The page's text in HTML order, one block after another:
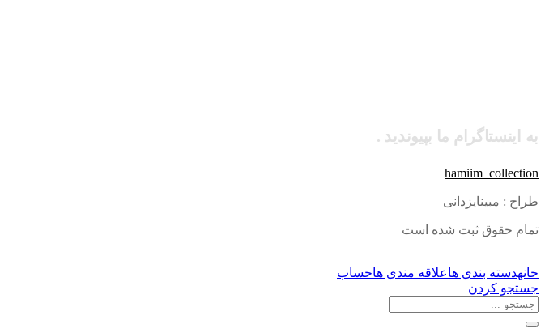
به اینستاگرام ما بپیوندید .
hamiim_collection
طراح : مبینایزدانی
تمام حقوق ثبت شده است
خانهدسته بندی هاعلاقه مندی هاحساب
جستجو کردن